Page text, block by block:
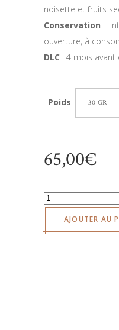
noisette et fruits
Conservation :
ouverture, à
DLC : 4 mois avant
Poids 30 GR
65,00€
quantité
Osciètre
AJOUTER AU